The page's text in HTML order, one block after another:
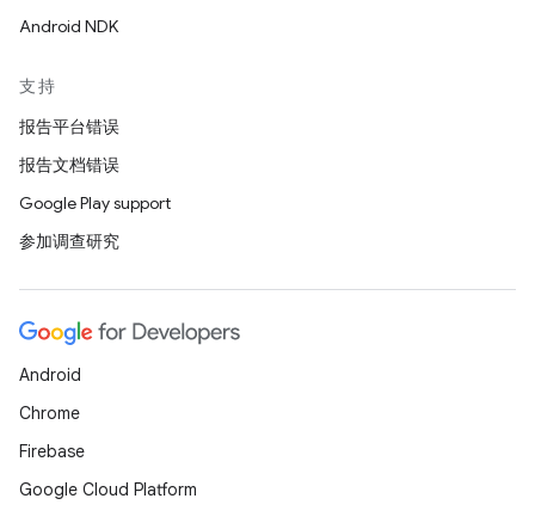
Android NDK
支持
报告平台错误
报告文档错误
Google Play support
参加调查研究
Android
Chrome
Firebase
Google Cloud Platform